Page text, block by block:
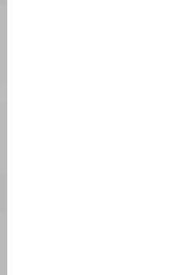
вчитель